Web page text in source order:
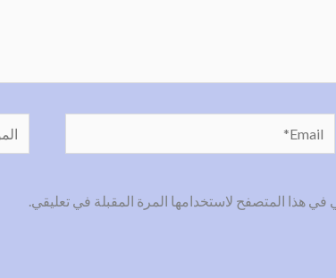
هذا المتصفح لاستخدامها المرة المقبلة في تعليقي.